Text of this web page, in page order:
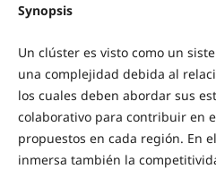
Synopsis
Un clúster es visto como un
una complejidad debida al
los cuales deben abordar sus
colaborativo para contribuir en
propuestos en cada región. En
inmersa también la